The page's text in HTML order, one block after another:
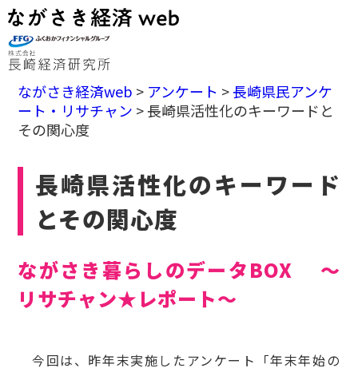
ながさき経済web > アンケート >長崎県民アンケ
ート・リサチャン >長崎県活性化のキーワードと
その関心度
長崎県活性化のキーワード
とその関心度
ながさき暮らしのデータBOX ～
リサチャン★レポート～
今回は、昨年末実施したアンケート「年末年始の